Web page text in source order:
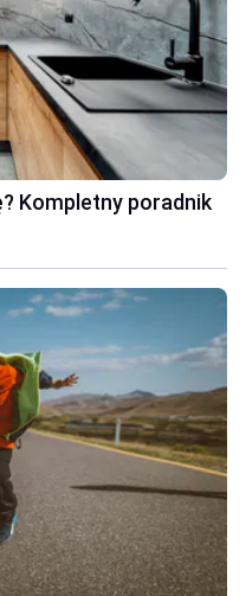
Kompletny poradnik